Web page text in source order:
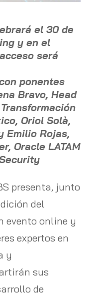
el 30 de
y en el
será
ponentes
Bravo, Head
Oriol Solà,
Emilio Rojas,
Oracle LATAM
presenta, junto
del
evento online y
expertos en
y
sus
de